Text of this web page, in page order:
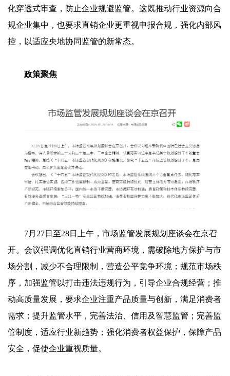
化穿透式审查，防止企业规避监管。这既推动行业资源向合
规企业集中，也要求直销企业更重视申报合规，强化内部风
控，以适应央地协同监管的新常态。
政策聚焦
7月27日至28日上午，市场监管发展规划座谈会在京召
开。会议强调优化直销行业营商环境，需破除地方保护与市
场分割，减少不合理限制，营造公平竞争环境；规范市场秩
序，加强监管以打击违法违规行为，引导企业合规经营；推
动高质量发展，要求企业注重产品质量与创新，满足消费者
需求；提升监管水平，完善法治、信用及智慧监管；完善监
管制度，适应行业新趋势；强化消费者权益保护，保障产品
安全，促使企业重视质量。